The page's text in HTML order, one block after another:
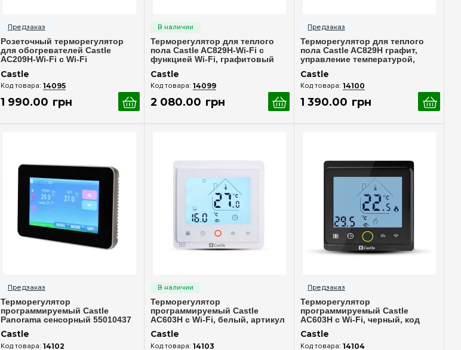
Розеточный терморегулятор
для обогревателей Castle
AC209H-Wi-Fi с Wi-Fi
управлением
Castle
14095
1 990.00 грн
Терморегулятор для теплого
пола Castle AC829H-Wi-Fi с
функцией Wi-Fi, графитовый
корпус
Castle
14099
2 080.00 грн
Терморегулятор для теплого
пола Castle AC829H графит,
управление температурой,
надежность и удобство
Castle
14100
1 390.00 грн
Терморегулятор
программируемый Castle
Panorama сенсорный 55010437
Castle
14102
Терморегулятор
программируемый Castle
AC603H с Wi-Fi, белый, артикул
55013662
Castle
14103
Терморегулятор
программируемый Castle
AC603H с Wi-Fi, черный, код
55013661
Castle
14104